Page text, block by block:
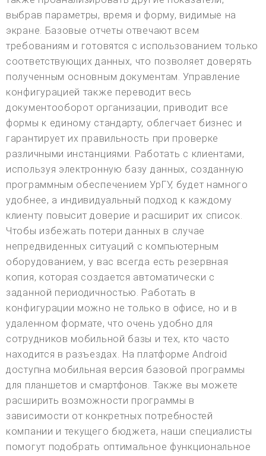
выбрав параметры, время и форму, видимые на
экране. Базовые отчеты отвечают всем
требованиям и готовятся с использованием только
соответствующих данных, что позволяет доверять
полученным основным документам. Управление
конфигурацией также переводит весь
документооборот организации, приводит все
формы к единому стандарту, облегчает бизнес и
гарантирует их правильность при проверке
различными инстанциями. Работать с клиентами,
используя электронную базу данных, созданную
программным обеспечением УрГУ, будет намного
удобнее, а индивидуальный подход к каждому
клиенту повысит доверие и расширит их список.
Чтобы избежать потери данных в случае
непредвиденных ситуаций с компьютерным
оборудованием, у вас всегда есть резервная
копия, которая создается автоматически с
заданной периодичностью. Работать в
конфигурации можно не только в офисе, но и в
удаленном формате, что очень удобно для
сотрудников мобильной базы и тех, кто часто
находится в разъездах. На платформе Android
доступна мобильная версия базовой программы
для планшетов и смартфонов. Также вы можете
расширить возможности программы в
зависимости от конкретных потребностей
компании и текущего бюджета, наши специалисты
помогут подобрать оптимальное функциональное